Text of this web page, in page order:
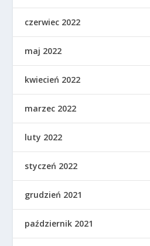
czerwiec 2022
maj 2022
kwiecień 2022
marzec 2022
luty 2022
styczeń 2022
grudzień 2021
październik 2021